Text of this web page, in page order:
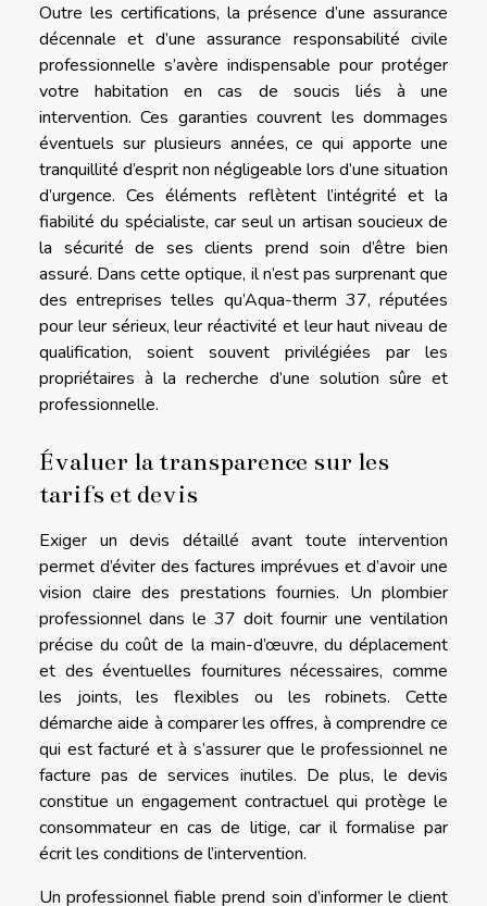
Outre les certifications, la présence d’une assurance
décennale et d’une assurance responsabilité civile
professionnelle s’avère indispensable pour protéger
votre habitation en cas de soucis liés à une
intervention. Ces garanties couvrent les dommages
éventuels sur plusieurs années, ce qui apporte une
tranquillité d’esprit non négligeable lors d’une situation
d’urgence. Ces éléments reflètent l’intégrité et la
fiabilité du spécialiste, car seul un artisan soucieux de
la sécurité de ses clients prend soin d’être bien
assuré. Dans cette optique, il n’est pas surprenant que
des entreprises telles qu’Aqua-therm 37, réputées
pour leur sérieux, leur réactivité et leur haut niveau de
qualification, soient souvent privilégiées par les
propriétaires à la recherche d’une solution sûre et
professionnelle.
Évaluer la transparence sur les
tarifs et devis
Exiger un devis détaillé avant toute intervention
permet d’éviter des factures imprévues et d’avoir une
vision claire des prestations fournies. Un plombier
professionnel dans le 37 doit fournir une ventilation
précise du coût de la main-d’œuvre, du déplacement
et des éventuelles fournitures nécessaires, comme
les joints, les flexibles ou les robinets. Cette
démarche aide à comparer les offres, à comprendre ce
qui est facturé et à s’assurer que le professionnel ne
facture pas de services inutiles. De plus, le devis
constitue un engagement contractuel qui protège le
consommateur en cas de litige, car il formalise par
écrit les conditions de l’intervention.
Un professionnel fiable prend soin d’informer le client